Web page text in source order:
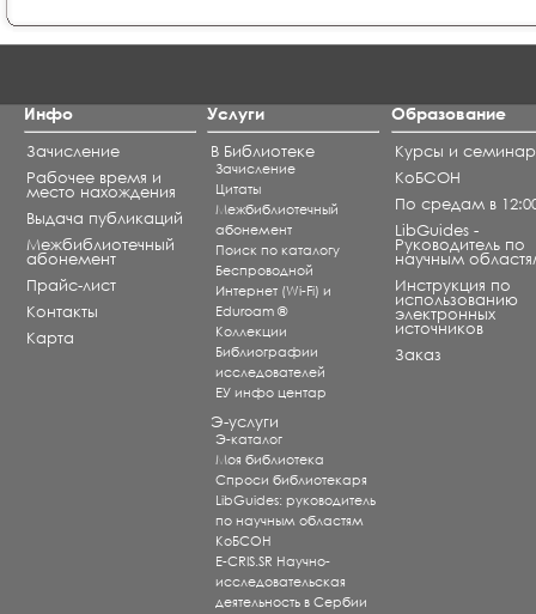
Инфо
Зачисление
Рабочее время и
место нахождения
Выдача публикаций
Межбиблиотечный
абонемент
Прайс-лист
Контакты
Карта
Услуги
В Библиотеке
Зачисление
Цитаты
Межбиблиотечный
абонемент
Поиск по каталогу
Беспроводной
Интернет (Wi-Fi) и
Eduroam ®
Коллекции
Библиографии
исследователей
ЕУ инфо центар
Э-услуги
Э-каталог
Моя библиотека
Спроси библиотекаря
LibGuides: руководитель
по научным областям
КоБСОН
E-CRIS.SR Научно-
исследовательская
деятельность в Сербии
Образование
Курсы и
КоБСОН
По средам в
LibGuides -
Руководитель по
научным
Инструкция по
использованию
электронных
источников
Заказ